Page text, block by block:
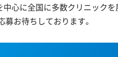
中心に全国に多数クリニック
募お待ちしております。